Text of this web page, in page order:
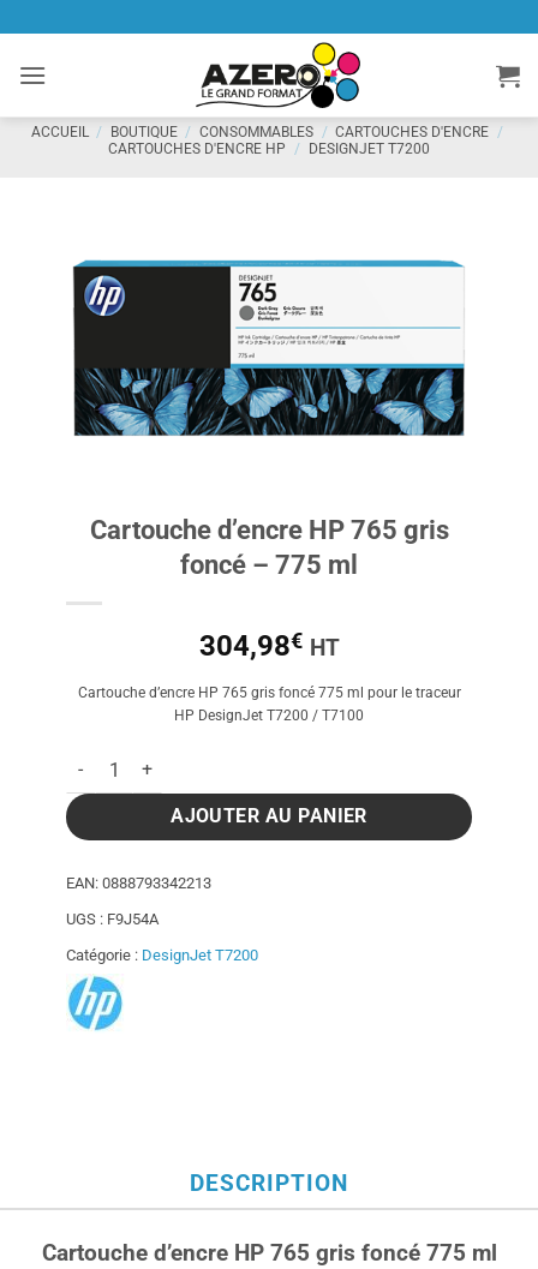
contenu
ACCUEIL / BOUTIQUE / CONSOMMABLES / CARTOUCHES D'ENCRE /
CARTOUCHES D'ENCRE HP / DESIGNJET T7200
Cartouche d’encre HP 765 gris
foncé – 775 ml
304,98€ HT
Cartouche d’encre HP 765 gris foncé 775 ml pour le traceur
HP DesignJet T7200 / T7100
quantité de Cartouche d'encre HP 765 gris foncé - 775 ml
AJOUTER AU PANIER
EAN: 0888793342213
UGS : F9J54A
Catégorie : DesignJet T7200
DESCRIPTION
Cartouche d’encre HP 765 gris foncé 775 ml